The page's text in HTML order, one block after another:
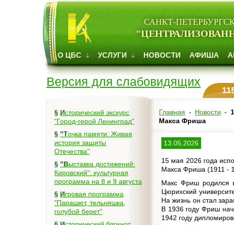
САНКТ-
О ЦБС УСЛУГИ НОВОСТИ АФИША
Версия для слабовидящих
§ Исторический экскурс
"Город-герой Ленинград"
§ "Точка памяти: Живая
история защиты
Отечества"
§ "Выставка достижений:
Кировский": культурная
программа на 8 и 9 августа
§ Игровая программа
"Парашют, тельняшка,
голубой берет"
115
Главная - Новости -
Макса Фриша
13.05.2026
15 мая 2026 года
Макса Фриша (1911 -
Макс Фриш родился
Цюрихский
На жизнь он стал
В 1936 году Фриш
1942 году